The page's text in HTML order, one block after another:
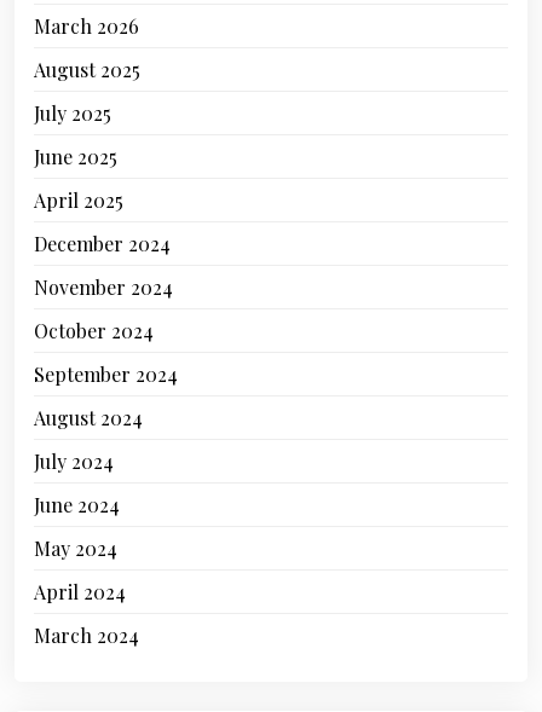
March 2026
August 2025
July 2025
June 2025
April 2025
December 2024
November 2024
October 2024
September 2024
August 2024
July 2024
June 2024
May 2024
April 2024
March 2024